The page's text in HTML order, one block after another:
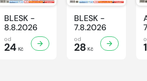
BLESK -
8.8.2026
od
24Kč
BLESK -
7.8.2026
od
28 Kč